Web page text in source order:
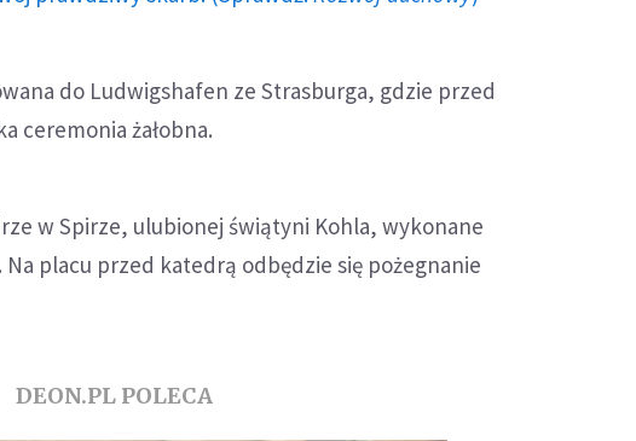
do Ludwigshafen ze Strasburga, gdzie przed
ceremonia żałobna.
w Spirze, ulubionej świątyni Kohla, wykonane
placu przed katedrą odbędzie się pożegnanie
DEON.PL POLECA